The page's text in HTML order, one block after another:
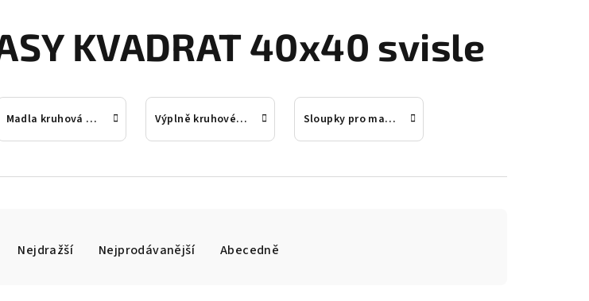
KVADRAT 40x40 svisle
Madla kruhová 42,4mm a příslušenství Výplně kruhové 12mm a příslušenství Sloupky pro madlo 42 + 42,4mm
Nejdražší Nejprodávanější Abecedně